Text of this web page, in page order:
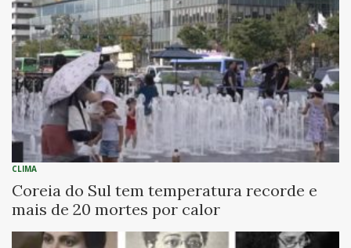
CLIMA
Coreia do Sul tem temperatura recorde e
mais de 20 mortes por calor